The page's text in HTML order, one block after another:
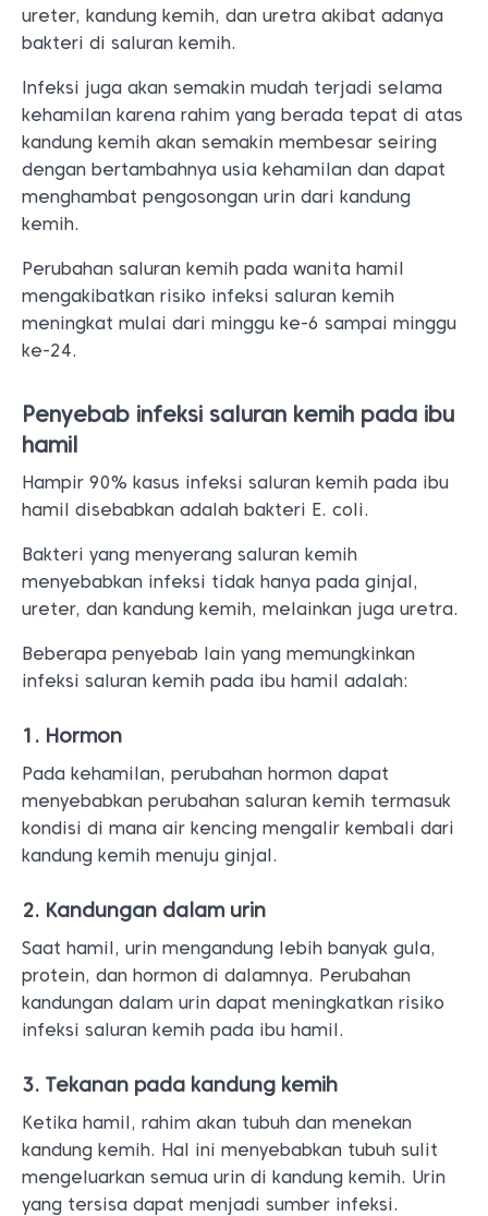
ureter, kandung kemih, dan uretra akibat adanya
bakteri di saluran kemih.
Infeksi juga akan semakin mudah terjadi selama
kehamilan karena rahim yang berada tepat di atas
kandung kemih akan semakin membesar seiring
dengan bertambahnya usia kehamilan dan dapat
menghambat pengosongan urin dari kandung
kemih.
Perubahan saluran kemih pada wanita hamil
mengakibatkan risiko infeksi saluran kemih
meningkat mulai dari minggu ke-6 sampai minggu
ke-24.
Penyebab infeksi saluran kemih pada ibu
hamil
Hampir 90% kasus infeksi saluran kemih pada ibu
hamil disebabkan adalah bakteri E. coli.
Bakteri yang menyerang saluran kemih
menyebabkan infeksi tidak hanya pada ginjal,
ureter, dan kandung kemih, melainkan juga uretra.
Beberapa penyebab lain yang memungkinkan
infeksi saluran kemih pada ibu hamil adalah:
1. Hormon
Pada kehamilan, perubahan hormon dapat
menyebabkan perubahan saluran kemih termasuk
kondisi di mana air kencing mengalir kembali dari
kandung kemih menuju ginjal.
2. Kandungan dalam urin
Saat hamil, urin mengandung lebih banyak gula,
protein, dan hormon di dalamnya. Perubahan
kandungan dalam urin dapat meningkatkan risiko
infeksi saluran kemih pada ibu hamil.
3. Tekanan pada kandung kemih
Ketika hamil, rahim akan tubuh dan menekan
kandung kemih. Hal ini menyebabkan tubuh sulit
mengeluarkan semua urin di kandung kemih. Urin
yang tersisa dapat menjadi sumber infeksi.